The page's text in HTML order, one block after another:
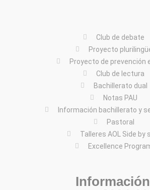
Club de debate
Proyecto
Proyecto de prevención
Club de lectura
Bachillerato dual
Notas PAU
Información bachillerato y
Pastoral
Talleres AOL Side by
Excellence
Información